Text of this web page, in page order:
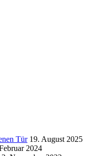
Tür 19. August 2025
2024